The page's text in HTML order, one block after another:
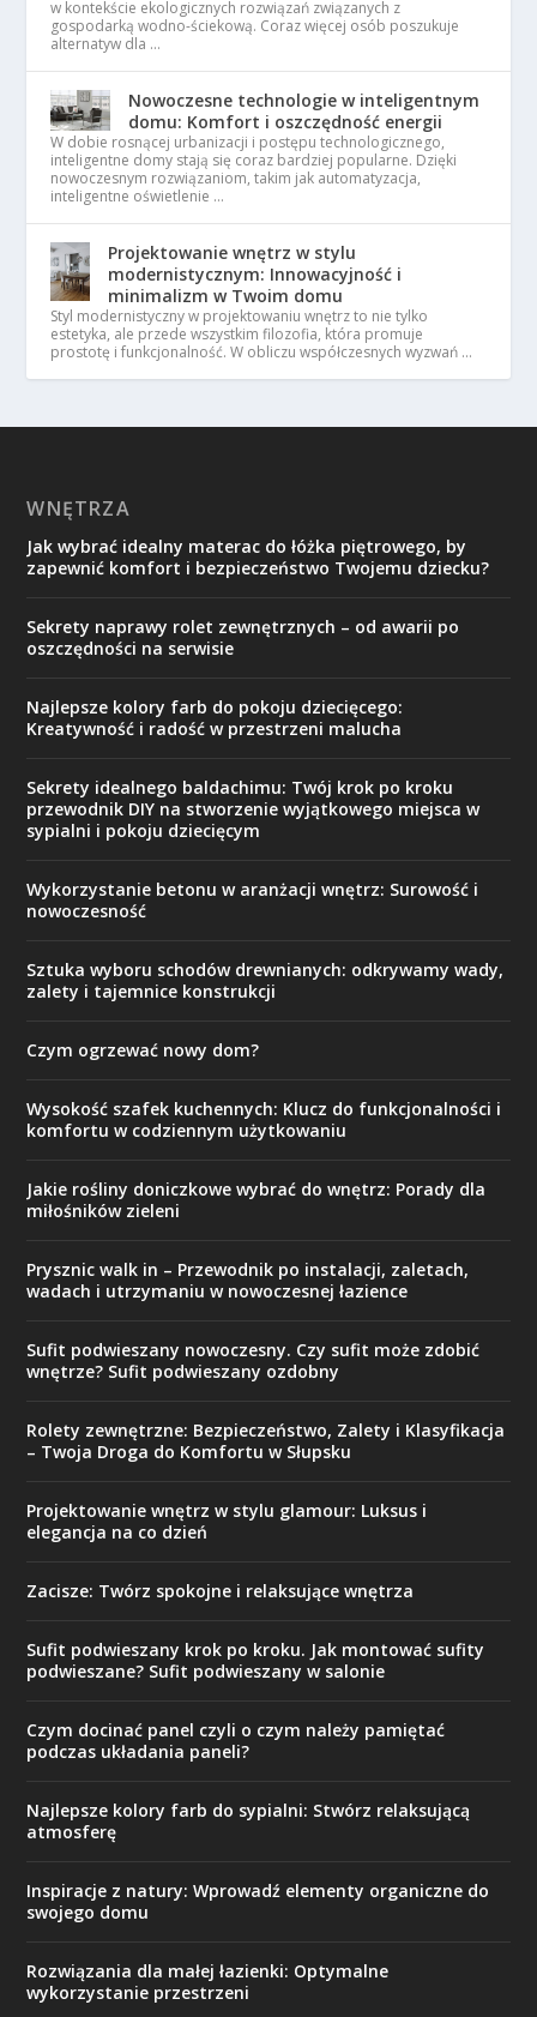
w kontekście ekologicznych rozwiązań związanych z
gospodarką wodno-ściekową. Coraz więcej osób poszukuje
alternatyw dla …
Nowoczesne technologie w inteligentnym
domu: Komfort i oszczędność energii
W dobie rosnącej urbanizacji i postępu technologicznego,
inteligentne domy stają się coraz bardziej popularne. Dzięki
nowoczesnym rozwiązaniom, takim jak automatyzacja,
inteligentne oświetlenie …
Projektowanie wnętrz w stylu
modernistycznym: Innowacyjność i
minimalizm w Twoim domu
Styl modernistyczny w projektowaniu wnętrz to nie tylko
estetyka, ale przede wszystkim filozofia, która promuje
prostotę i funkcjonalność. W obliczu współczesnych wyzwań …
WNĘTRZA
Jak wybrać idealny materac do łóżka piętrowego, by
zapewnić komfort i bezpieczeństwo Twojemu dziecku?
Sekrety naprawy rolet zewnętrznych – od awarii po
oszczędności na serwisie
Najlepsze kolory farb do pokoju dziecięcego:
Kreatywność i radość w przestrzeni malucha
Sekrety idealnego baldachimu: Twój krok po kroku
przewodnik DIY na stworzenie wyjątkowego miejsca w
sypialni i pokoju dziecięcym
Wykorzystanie betonu w aranżacji wnętrz: Surowość i
nowoczesność
Sztuka wyboru schodów drewnianych: odkrywamy wady,
zalety i tajemnice konstrukcji
Czym ogrzewać nowy dom?
Wysokość szafek kuchennych: Klucz do funkcjonalności i
komfortu w codziennym użytkowaniu
Jakie rośliny doniczkowe wybrać do wnętrz: Porady dla
miłośników zieleni
Prysznic walk in – Przewodnik po instalacji, zaletach,
wadach i utrzymaniu w nowoczesnej łazience
Sufit podwieszany nowoczesny. Czy sufit może zdobić
wnętrze? Sufit podwieszany ozdobny
Rolety zewnętrzne: Bezpieczeństwo, Zalety i Klasyfikacja
– Twoja Droga do Komfortu w Słupsku
Projektowanie wnętrz w stylu glamour: Luksus i
elegancja na co dzień
Zacisze: Twórz spokojne i relaksujące wnętrza
Sufit podwieszany krok po kroku. Jak montować sufity
podwieszane? Sufit podwieszany w salonie
Czym docinać panel czyli o czym należy pamiętać
podczas układania paneli?
Najlepsze kolory farb do sypialni: Stwórz relaksującą
atmosferę
Inspiracje z natury: Wprowadź elementy organiczne do
swojego domu
Rozwiązania dla małej łazienki: Optymalne
wykorzystanie przestrzeni